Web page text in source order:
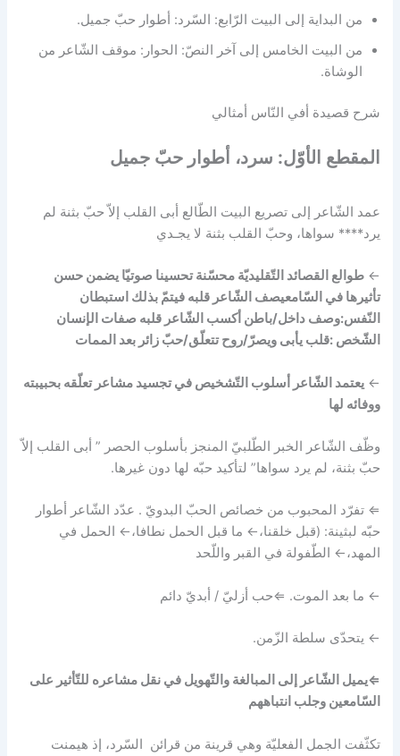
من البداية إلى البيت الرّابع: السّرد: أطوار حبّ جميل.
من البيت الخامس إلى آخر النصّ: الحوار: موقف الشّاعر من
الوشاة.
شرح قصيدة أفي النّاس أمثالي
المقطع الأوّل: سرد، أطوار حبّ جميل
عمد الشّاعر إلى تصريع البيت الطّالع أبى القلب إلاّ حبّ بثنة لم
يرد**** سواها، وحبّ القلب بثنة لا يجـدي
←طوالع القصائد التّقليديّة محسّنة تحسينا صوتيّا يضمن حسن
تأثيرها في السّامعيصف الشّاعر قلبه فيتمّ بذلك استبطان
النّفس:وصف داخل/باطن أكسب الشّاعر قلبه صفات الإنسان
الشّخص :قلب يأبى ويصرّ/روح تتعلّق/حبّ زائر بعد الممات
←يعتمد الشّاعر أسلوب التّشخيص في تجسيد مشاعر تعلّقه بحبيبته
ووفائه لها
وظّف الشّاعر الخبر الطّلبيّ المنجز بأسلوب الحصر ” أبى القلب إلاّ
حبّ بثنة، لم يرد سواها” لتأكيد حبّه لها دون غيرها.
⇐ تفرّد المحبوب من خصائص الحبّ البدويّ . عدّد الشّاعر أطوار
حبّه لبثينة: (قبل خلقنا،← ما قبل الحمل نطافا،← الحمل في
المهد،← الطّفولة في القبر واللّحد
← ما بعد الموت. ⇐حب أزليّ / أبديّ دائم
← يتحدّى سلطة الزّمن.
⇐يميل الشّاعر إلى المبالغة والتّهويل في نقل مشاعره للتّأثير على
السّامعين وجلب انتباههم
تكثّفت الجمل الفعليّة وهي قرينة من قرائن السّرد، إذ هيمنت